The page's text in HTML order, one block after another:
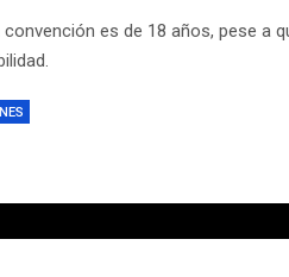
es de 18 años, pese a